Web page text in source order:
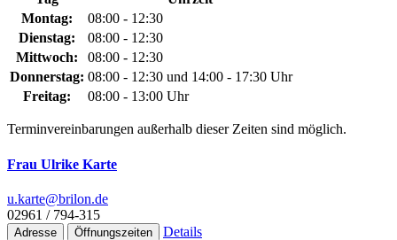
Montag:
08:00 - 12:30
Dienstag:
08:00 - 12:30
Mittwoch:
08:00 - 12:30
Donnerstag: 08:00 - 12:30 und 14:00 - 17:30 Uhr
Freitag:
08:00 - 13:00 Uhr
Terminvereinbarungen außerhalb dieser Zeiten sind möglich.
Frau Ulrike Karte
u.karte@­brilon.de
02961 / 794-315
Adresse Öffnungszeiten
Details